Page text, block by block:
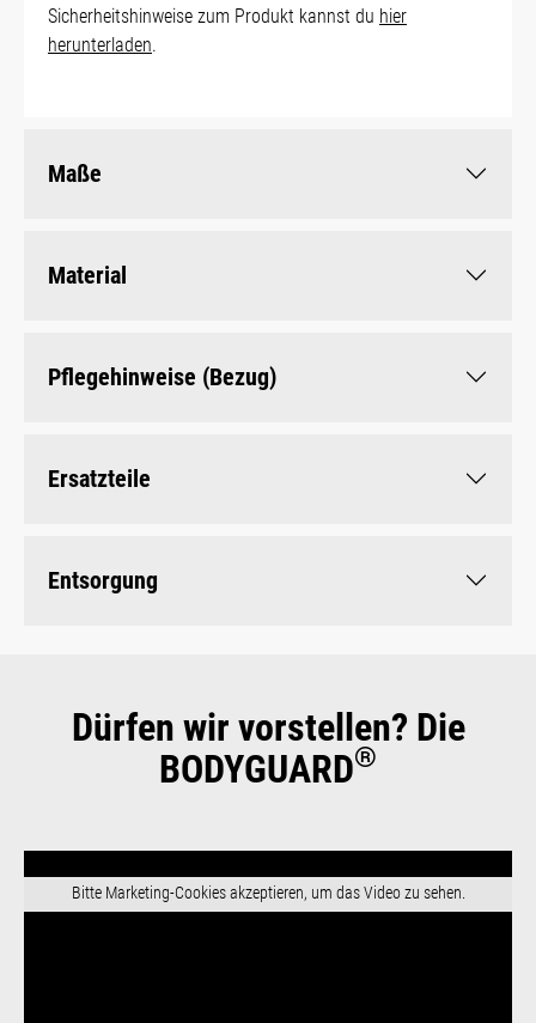
Sicherheitshinweise zum Produkt kannst du hier
herunterladen.
Maße
Material
Pflegehinweise (Bezug)
Ersatzteile
Entsorgung
Dürfen wir vorstellen? Die
BODYGUARD®
Bitte Marketing-Cookies akzeptieren, um das Video zu sehen.